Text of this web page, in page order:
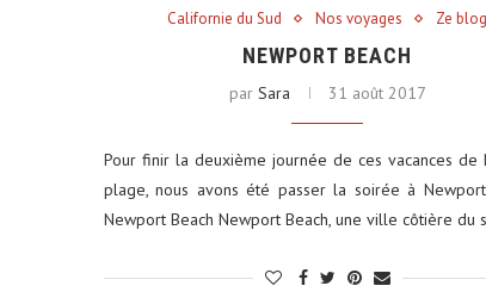
Californie du Sud Nos voyages Ze blog
NEWPORT BEACH
par Sara 31 août 2017
Pour finir la deuxième journée de ces vacances de
plage, nous avons été passer la soirée à
Newport Beach Newport Beach, une ville côtière du
Louer une